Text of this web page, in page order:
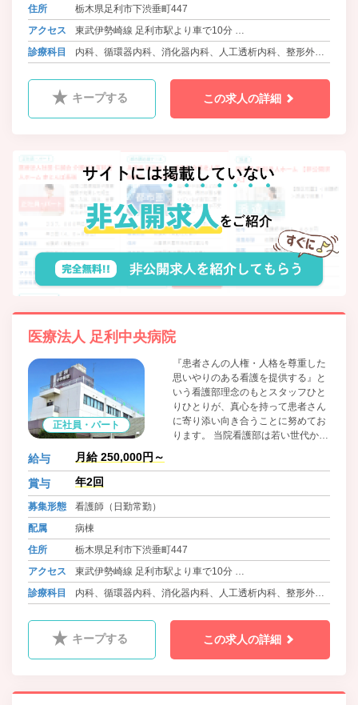
住所
栃木県足利市下渋垂町447
アクセス
東武伊勢崎線 足利市駅より車で10分
東武伊勢崎線 県駅より車で5分
診療科目
内科、循環器内科、消化器内科、人工透析内科、整形外
キープする この求人の詳細
医療法人 足利中央病院
正社員・パート
『患者さんの人権・人格を尊重した
思いやりのある看護を提供する』と
いう看護部理念のもとスタッフひと
りひとりが、真心を持って患者さん
に寄り添い向き合うことに努めてお
ります。 当院看護部は若い世代から
給与 月給 250,000円～
賞与 年2回
募集形態
看護師（日勤常勤）
配属
病棟
住所
栃木県足利市下渋垂町447
アクセス
東武伊勢崎線 足利市駅より車で10分
東武伊勢崎線 県駅より車で5分
診療科目
内科、循環器内科、消化器内科、人工透析内科、整形外
キープする この求人の詳細